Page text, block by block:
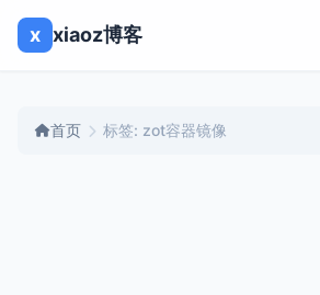
x xiaoz博客
首页 标签: zot容器镜像